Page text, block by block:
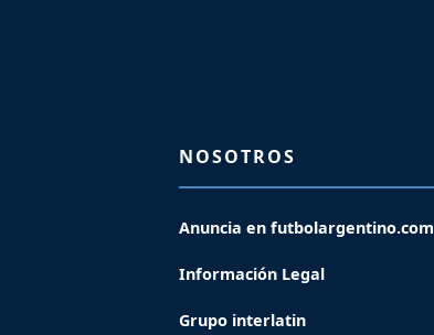
NOSOTROS
Anuncia en futbolargentino.com
Información Legal
Grupo interlatin